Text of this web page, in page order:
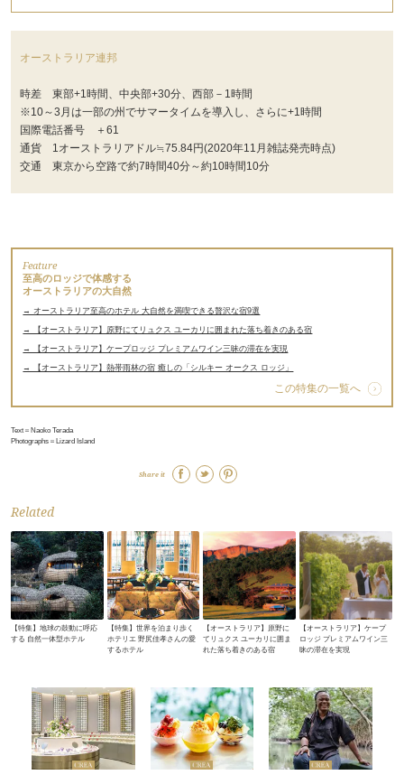
オーストラリア連邦
時差 東部+1時間、中央部+30分、西部－1時間
※10～3月は一部の州でサマータイムを導入し、さらに+1時間
国際電話番号 ＋61
通貨 1オーストラリアドル≒75.84円(2020年11月雑誌発売時点)
交通 東京から空路で約7時間40分～約10時間10分
Feature
至高のロッジで体感する
オーストラリアの大自然
→ オーストラリア至高のホテル 大自然を満喫できる贅沢な宿9選
→ 【オーストラリア】原野にてリュクス ユーカリに囲まれた落ち着きのある宿
→ 【オーストラリア】ケープロッジ プレミアムワイン三昧の滞在を実現
→ 【オーストラリア】熱帯雨林の宿 癒しの「シルキー オークス ロッジ」
この特集の一覧へ
Text＝Naoko Terada
Photographs＝Lizard Island
Share it
Related
【特集】地球の鼓動に呼応
する 自然一体型ホテル
【特集】世界を泊まり歩く
ホテリエ 野尻佳孝さんの愛
するホテル
【オーストラリア】原野に
てリュクス ユーカリに囲ま
れた落ち着きのある宿
【オーストラリア】ケープ
ロッジ プレミアムワイン三
昧の滞在を実現